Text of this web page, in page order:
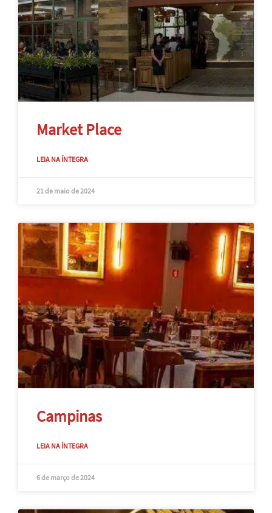
Market Place
LEIA NA ÍNTEGRA
21 de maio de 2024
Campinas
LEIA NA ÍNTEGRA
6 de março de 2024